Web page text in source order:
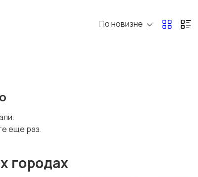
По новизне
еще раз.
городах